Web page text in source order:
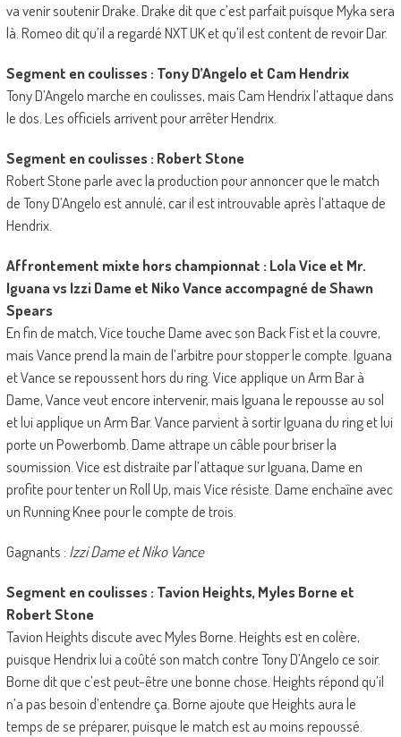
va venir soutenir Drake. Drake dit que c’est parfait puisque Myka sera
là. Romeo dit qu’il a regardé NXT UK et qu’il est content de revoir Dar.
Segment en coulisses : Tony D’Angelo et Cam Hendrix
Tony D’Angelo marche en coulisses, mais Cam Hendrix l’attaque dans
le dos. Les officiels arrivent pour arrêter Hendrix.
Segment en coulisses : Robert Stone
Robert Stone parle avec la production pour annoncer que le match
de Tony D’Angelo est annulé, car il est introuvable après l’attaque de
Hendrix.
Affrontement mixte hors championnat : Lola Vice et Mr.
Iguana vs Izzi Dame et Niko Vance accompagné de Shawn
Spears
En fin de match, Vice touche Dame avec son Back Fist et la couvre,
mais Vance prend la main de l’arbitre pour stopper le compte. Iguana
et Vance se repoussent hors du ring. Vice applique un Arm Bar à
Dame, Vance veut encore intervenir, mais Iguana le repousse au sol
et lui applique un Arm Bar. Vance parvient à sortir Iguana du ring et lui
porte un Powerbomb. Dame attrape un câble pour briser la
soumission. Vice est distraite par l’attaque sur Iguana, Dame en
profite pour tenter un Roll Up, mais Vice résiste. Dame enchaîne avec
un Running Knee pour le compte de trois.
Gagnants : Izzi Dame et Niko Vance
Segment en coulisses : Tavion Heights, Myles Borne et
Robert Stone
Tavion Heights discute avec Myles Borne. Heights est en colère,
puisque Hendrix lui a coûté son match contre Tony D’Angelo ce soir.
Borne dit que c’est peut-être une bonne chose. Heights répond qu’il
n’a pas besoin d’entendre ça. Borne ajoute que Heights aura le
temps de se préparer, puisque le match est au moins repoussé.